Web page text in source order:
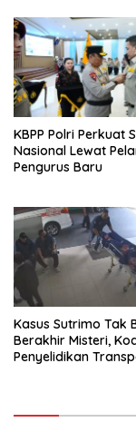
KBPP Polri Perkuat
Nasional Lewat
Pengurus Baru
Kasus Sutrimo Tak
Berakhir Misteri,
Penyelidikan